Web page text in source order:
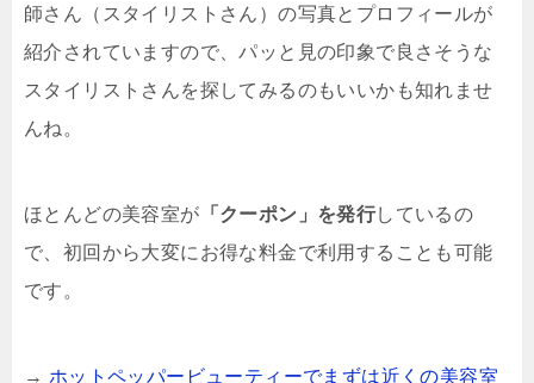
師さん（スタイリストさん）の写真とプロフィールが
紹介されていますので、パッと見の印象で良さそうな
スタイリストさんを探してみるのもいいかも知れませ
んね。
ほとんどの美容室が 「クーポン」を発行しているの
で、初回から大変にお得な料金で利用することも可能
です。
→ ホットペッパービューティーでまずは近くの美容室